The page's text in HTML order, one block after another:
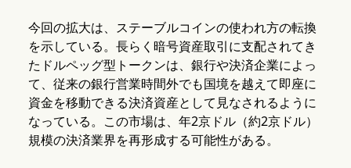
今回の拡大は、ステーブルコインの使われ方の転換
を示している。長らく暗号資産取引に支配されてき
たドルペッグ型トークンは、銀行や決済企業によっ
て、従来の銀行営業時間外でも国境を越えて即座に
資金を移動できる決済資産として見なされるように
なっている。この市場は、年2京ドル（約2京ドル）
規模の決済業界を再形成する可能性がある。